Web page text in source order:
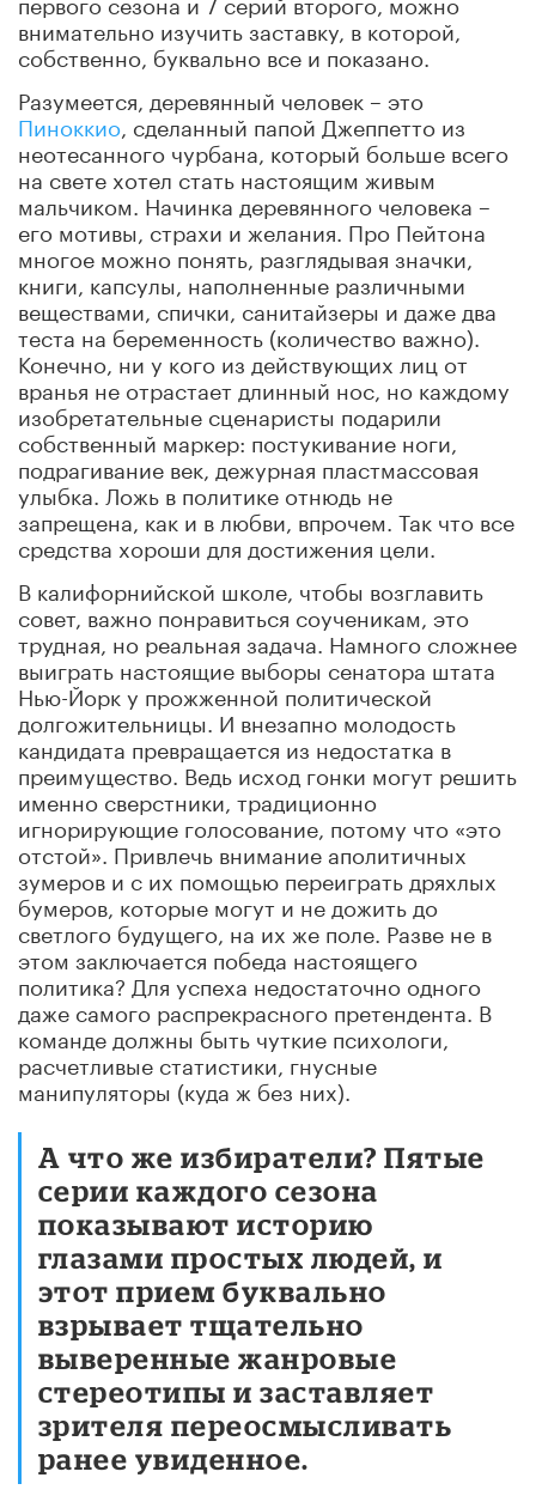
внимательно изучить заставку, в которой,
собственно, буквально все и показано.
Разумеется, деревянный человек – это
Пиноккио , сделанный папой Джеппетто из
неотесанного чурбана, который больше всего
на свете хотел стать настоящим живым
мальчиком. Начинка деревянного человека –
его мотивы, страхи и желания. Про Пейтона
многое можно понять, разглядывая значки,
книги, капсулы, наполненные различными
веществами, спички, санитайзеры и даже два
теста на беременность (количество важно).
Конечно, ни у кого из действующих лиц от
вранья не отрастает длинный нос, но каждому
изобретательные сценаристы подарили
собственный маркер: постукивание ноги,
подрагивание век, дежурная пластмассовая
улыбка. Ложь в политике отнюдь не
запрещена, как и в любви, впрочем. Так что все
средства хороши для достижения цели.
В калифорнийской школе, чтобы возглавить
совет, важно понравиться соученикам, это
трудная, но реальная задача. Намного сложнее
выиграть настоящие выборы сенатора штата
Нью-Йорк у прожженной политической
долгожительницы. И внезапно молодость
кандидата превращается из недостатка в
преимущество. Ведь исход гонки могут решить
именно сверстники, традиционно
игнорирующие голосование, потому что «это
отстой». Привлечь внимание аполитичных
зумеров и с их помощью переиграть дряхлых
бумеров, которые могут и не дожить до
светлого будущего, на их же поле. Разве не в
этом заключается победа настоящего
политика? Для успеха недостаточно одного
даже самого распрекрасного претендента. В
команде должны быть чуткие психологи,
расчетливые статистики, гнусные
манипуляторы (куда ж без них).
А что же избиратели? Пятые
серии каждого сезона
показывают историю
глазами простых людей, и
этот прием буквально
взрывает тщательно
выверенные жанровые
стереотипы и заставляет
зрителя переосмысливать
ранее увиденное.